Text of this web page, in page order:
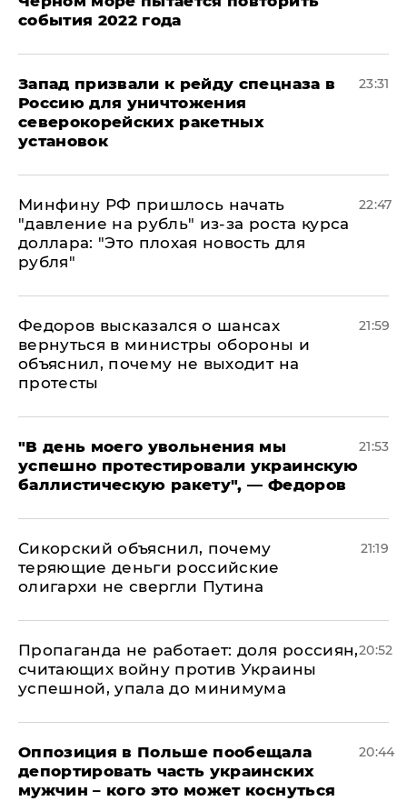
события 2022 года
Запад призвали к рейду спецназа в
Россию для уничтожения
северокорейских ракетных
установок
23:31
Минфину РФ пришлось начать
"давление на рубль" из-за роста курса
доллара: "Это плохая новость для
рубля"
22:47
Федоров высказался о шансах
вернуться в министры обороны и
объяснил, почему не выходит на
протесты
21:59
​"В день моего увольнения мы
успешно протестировали украинскую
баллистическую ракету", — Федоров
21:53
Сикорский объяснил, почему
теряющие деньги российские
олигархи не свергли Путина
21:19
​Пропаганда не работает: доля россиян,
считающих войну против Украины
успешной, упала до минимума
20:52
Оппозиция в Польше пообещала
депортировать часть украинских
мужчин – кого это может коснуться
20:44